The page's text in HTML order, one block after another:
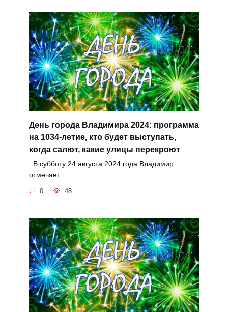
День города Владимира 2024: программа
на 1034-летие, кто будет выступать,
когда салют, какие улицы перекроют
В субботу 24 августа 2024 года Владимир
отмечает
0 48